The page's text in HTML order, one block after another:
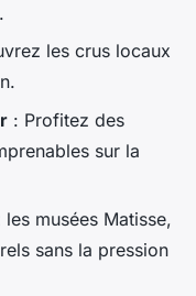
les crus locaux
: Profitez des
sur la
musées Matisse,
sans la pression